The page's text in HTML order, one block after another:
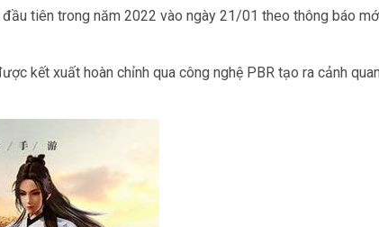
tiên trong năm 2022 vào ngày 21/01 theo thông báo
kết xuất hoàn chỉnh qua công nghệ PBR tạo ra cảnh